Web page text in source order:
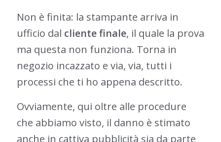
Non è finita: la stampante arriva in
ufficio dal cliente finale, il quale la prova
ma questa non funziona. Torna in
negozio incazzato e via, via, tutti i
processi che ti ho appena descritto.
Ovviamente, qui oltre alle procedure
che abbiamo visto, il danno è stimato
anche in cattiva pubblicità sia da parte